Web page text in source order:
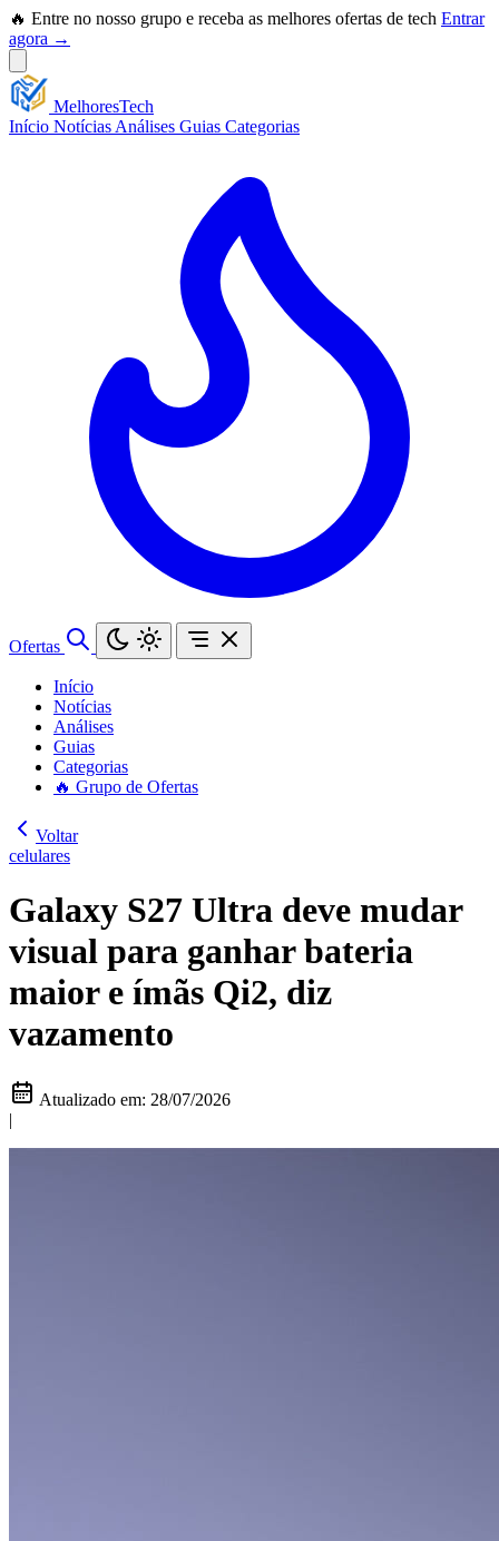
🔥 Entre no nosso grupo e receba as melhores ofertas de tech Entrar
agora →
MelhoresTech
Início Notícias Análises Guias Categorias
Ofertas
Início
Notícias
Análises
Guias
Categorias
🔥 Grupo de Ofertas
Voltar
celulares
Galaxy S27 Ultra deve mudar
visual para ganhar bateria
maior e ímãs Qi2, diz
vazamento
Atualizado em: 28/07/2026
|